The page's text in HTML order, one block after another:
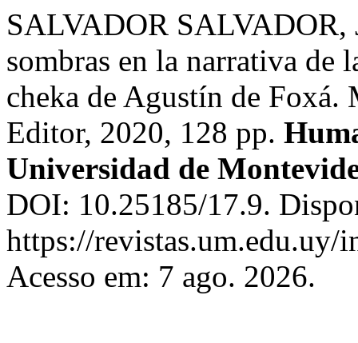
SALVADOR
sombras en la narrativa
cheka de Agustín de
Editor, 2020, 128 pp.
Universidad de
DOI: 10.25185/17.9.
https://revistas.um.edu.uy/
Acesso em: 7 ago. 2026.